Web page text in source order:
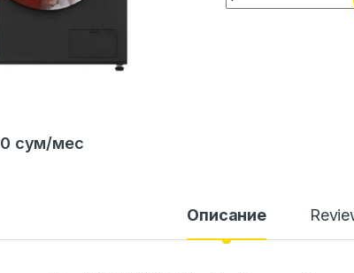
0 сум/мес
Описание